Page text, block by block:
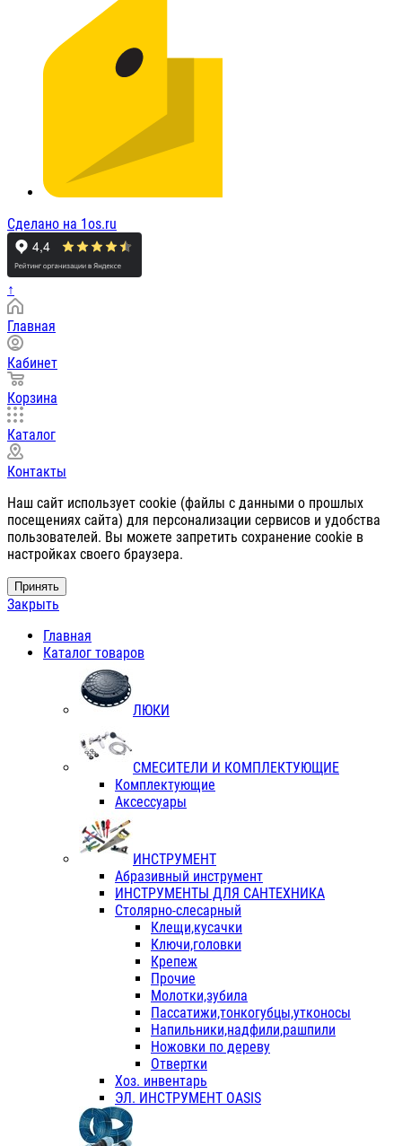
Сделано на 1os.ru
↑
Главная
Кабинет
Корзина
Каталог
Контакты
Наш сайт использует cookie (файлы с данными о прошлых
посещениях сайта) для персонализации сервисов и удобства
пользователей. Вы можете запретить сохранение cookie в
настройках своего браузера.
Принять
Закрыть
Главная
Каталог товаров
ЛЮКИ
СМЕСИТЕЛИ И КОМПЛЕКТУЮЩИЕ
Комплектующие
Аксессуары
ИНСТРУМЕНТ
Абразивный инструмент
ИНСТРУМЕНТЫ ДЛЯ САНТЕХНИКА
Столярно-слесарный
Клещи,кусачки
Ключи,головки
Крепеж
Прочие
Молотки,зубила
Пассатижи,тонкогубцы,утконосы
Напильники,надфили,рашпили
Ножовки по дереву
Отвертки
Хоз. инвентарь
ЭЛ. ИНСТРУМЕНТ OASIS